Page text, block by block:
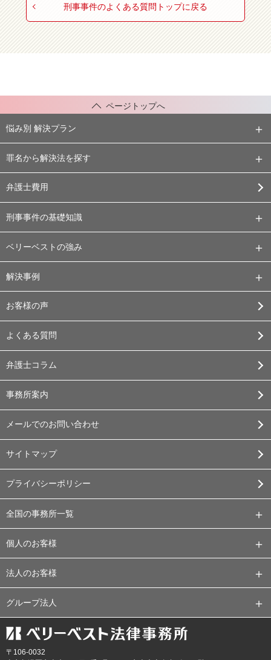
刑事事件のよくある質問トップに戻る
ページトップへ
悩み別 解決プラン
罪名から解決法を探す
弁護士費用
刑事事件の基礎知識
ベリーベストの強み
解決事例
お客様の声
よくある質問
弁護士コラム
事務所案内
メールでのお問い合わせ
サイトマップ
プライバシーポリシー
全国の事務所一覧
個人のお客様
法人のお客様
グループ法人
〒106-0032